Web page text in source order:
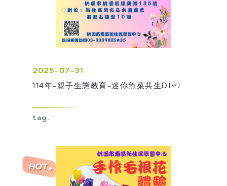
2025-07-31
114年-親子生態教育-迷你魚菜共生DIY!
tag.